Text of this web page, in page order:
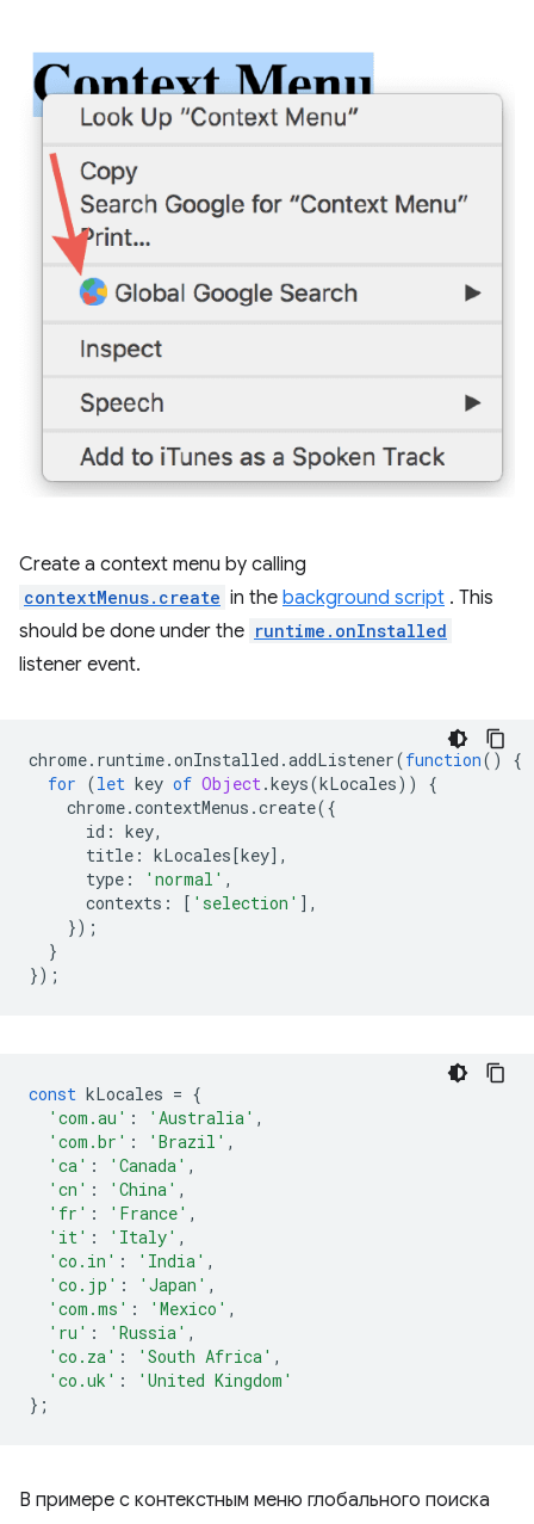
Create a context menu by calling
contextMenus.create in the background script . This
should be done under the runtime.onInstalled
listener event.
chrome. runtime.onInstalled .addListener(function()
{
for (let key of Object.keys(kLocales))
{
chrome.contextMenus .create({
id : key,
title : kLocales [key],
type : 'normal' ,
contexts : [ 'selection' ],
});
}
});
const kLocales = {
'com.au' : 'Australia' ,
'com.br' : 'Brazil' ,
'ca' : 'Canada' ,
'cn' : 'China' ,
'fr' : 'France' ,
'it' : 'Italy' ,
'co.in' : 'India' ,
'co.jp' : 'Japan' ,
'com.ms' : 'Mexico' ,
'ru' : 'Russia' ,
'co.za' : 'South Africa' ,
'co.uk' :
'United Kingdom'
};
В примере с контекстным меню глобального поиска